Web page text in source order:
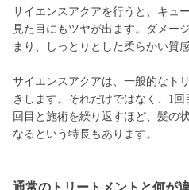
サイエンスアクアを行うと、キュ
見た目にもツヤが出ます。ダメー
まり、しっとりとした柔らかい質
サイエンスアクアは、一般的なト
きします。それだけではなく、1
回目と施術を繰り返すほど、髪の
なるという特長もあります。
通常のトリートメントと何が